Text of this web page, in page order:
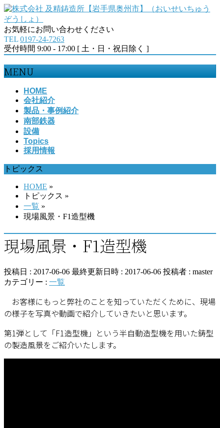
お気軽にお問い合わせください
TEL 0197-24-7263
受付時間 9:00 - 17:00 [ 土・日・祝日除く ]
MENU
す
HOME
会社紹介
製品・事例紹介
南部鉄器
設備
Topics
採用情報
トピックス
HOME »
トピックス »
一覧 »
現場風景・F1造型機
現場風景・F1造型機
投稿日 : 2017-06-06 最終更新日時 : 2017-06-06 投稿者 : master
カテゴリー : 一覧
お客様にもっと弊社のことを知っていただくために、現場
の様子を写真や動画で紹介していきたいと思います。
第1弾として「F1造型機」という半自動造型機を用いた鋳型
の製造風景をご紹介いたします。